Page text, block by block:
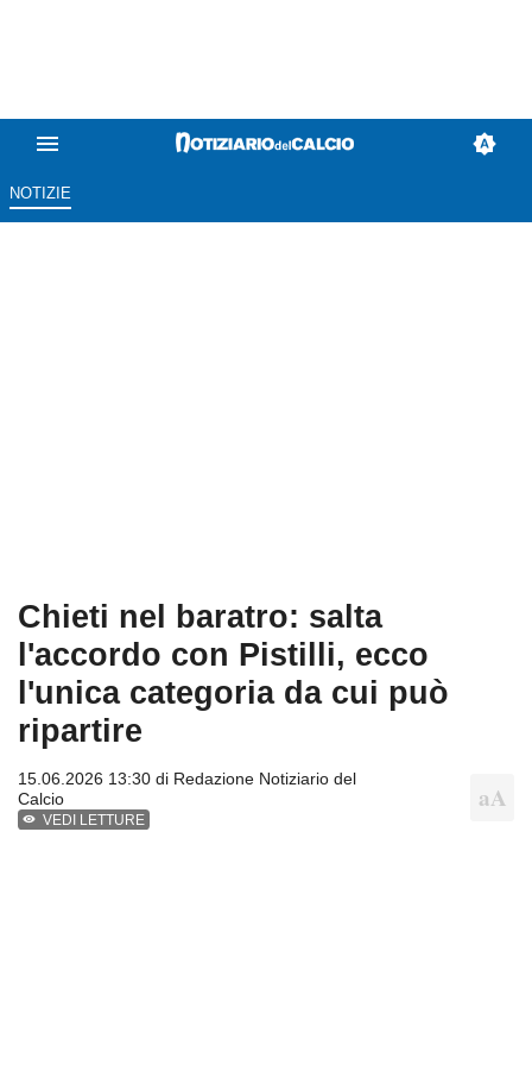
NOTIZIE
Chieti nel baratro: salta
l'accordo con Pistilli, ecco
l'unica categoria da cui può
ripartire
15.06.2026 13:30 di Redazione Notiziario del
Calcio
VEDI LETTURE